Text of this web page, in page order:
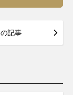
記事